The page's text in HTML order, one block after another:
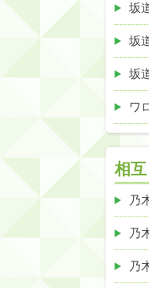
坂
坂
坂
ワ
相
乃
乃
乃